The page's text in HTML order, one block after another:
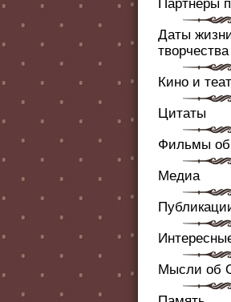
Партнеры
Даты
творчества
Кино и
Цитаты
Фильмы
Медиа
Мысли об